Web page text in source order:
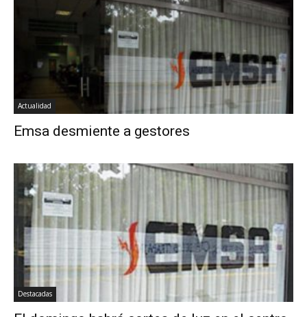
Actualidad
Emsa desmiente a gestores
Destacadas